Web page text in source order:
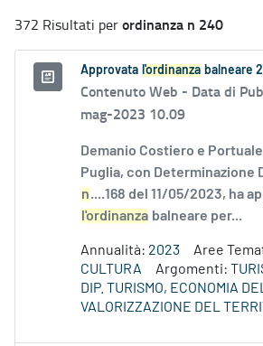
372 Risultati perordinanza n 240
Approvata l'ordinanza balneare
Contenuto Web - Data di
mag-2023 10.09
Demanio Costiero e
Puglia, con Determinazione
n....168 del 11/05/2023, ha
l'ordinanza balneare per...
Annualità: 2023 Aree
CULTURA
Argomenti:
DIP. TURISMO, ECONOMIA
VALORIZZAZIONE DEL